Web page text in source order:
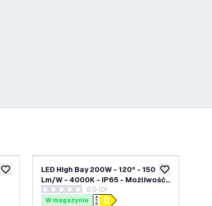
dodaj do listy życzeń dodaj do listy
LED High Bay 200W - 120° - 150
Lm/W - 4000K - IP65 - Możliwość
przyciemniania Dali - 5 lat
gwarancji
0 Gwiazdki oceny0.0 (0)
W magazynie